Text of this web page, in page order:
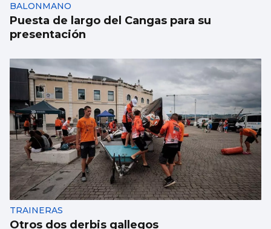
BALONMANO
Puesta de largo del Cangas para su
presentación
TRAINERAS
Otros dos derbis gallegos